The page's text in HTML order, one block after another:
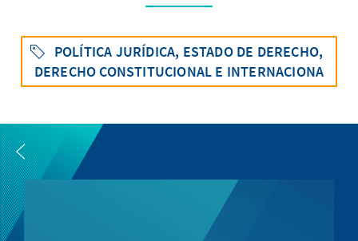
POLÍTICA JURÍDICA, ESTADO DE DERECHO,
DERECHO CONSTITUCIONAL E INTERNACIONA